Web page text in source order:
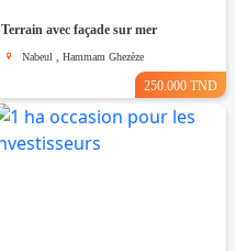
Terrain avec façade sur mer
Nabeul , Hammam Ghezèze
250.000 TND